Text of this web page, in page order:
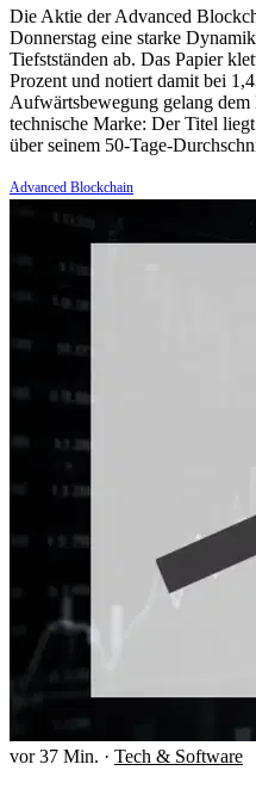
Die Aktie der Advanced
Donnerstag eine starke
Tiefstständen ab. Das Papier
Prozent und notiert damit bei
Aufwärtsbewegung gelang
technische Marke: Der Titel
über seinem 50-Tage-
Advanced Blockchain
vor 37 Min. · Tech & Software